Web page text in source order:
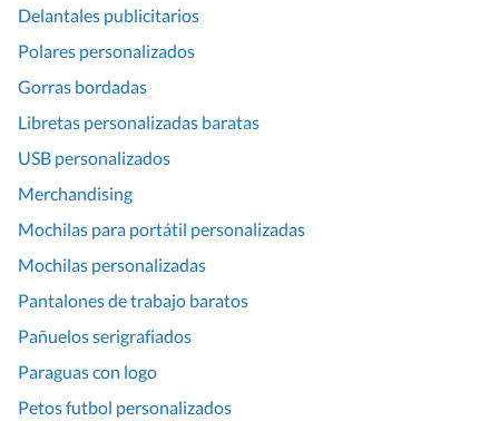
Delantales publicitarios
Polares personalizados
Gorras bordadas
Libretas personalizadas baratas
USB personalizados
Merchandising
Mochilas para portátil personalizadas
Mochilas personalizadas
Pantalones de trabajo baratos
Pañuelos serigrafiados
Paraguas con logo
Petos futbol personalizados